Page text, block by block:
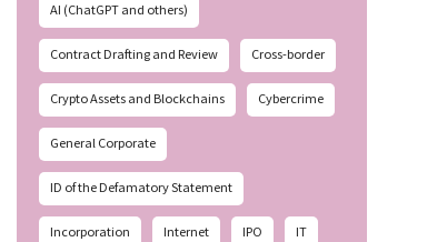
AI (ChatGPT and others)
Contract Drafting and Review Cross-border
Crypto Assets and Blockchains Cybercrime
General Corporate
ID of the Defamatory Statement
Incorporation Internet IPO IT